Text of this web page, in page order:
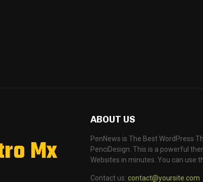
ABOUT US
PenNews is The Best WordPress
PenciDesign. This is a powerful
Websites in minutes. You can use
Contact us: contact@yoursite.com